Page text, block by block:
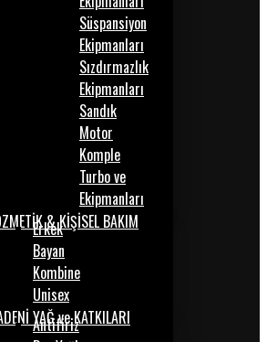
Süspansiyon
Ekipmanları
Sızdırmazlık
Ekipmanları
Sandık
Motor
Komple
Turbo ve
Ekipmanları
& KİŞİSEL BAKIM
Erkek
Bayan
Kombine
Unisex
YAĞ ve KATKILARI
Antifiriz